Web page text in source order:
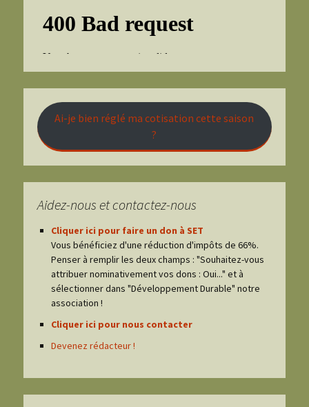
Ai-je bien réglé ma cotisation cette saison
?
Aidez-nous et contactez-nous
Cliquer ici pour faire un don à SET
Vous bénéficiez d'une réduction d'impôts de 66%.
Penser à remplir les deux champs : "Souhaitez-vous
attribuer nominativement vos dons : Oui..." et à
sélectionner dans "Développement Durable" notre
association !
Cliquer ici pour nous contacter
Devenez rédacteur !